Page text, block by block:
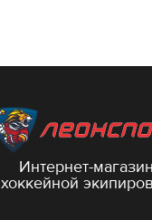
Интернет-магазин
хоккейной